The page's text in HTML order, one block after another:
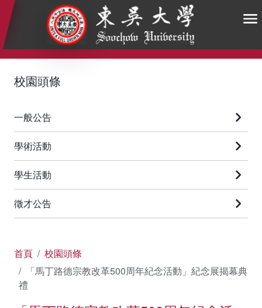
:::
校園頭條
一般公告
學術活動
學生活動
徵才公告
首頁
校園頭條
「馬丁路德宗教改革500周年紀念活動」紀念展揭幕典
禮